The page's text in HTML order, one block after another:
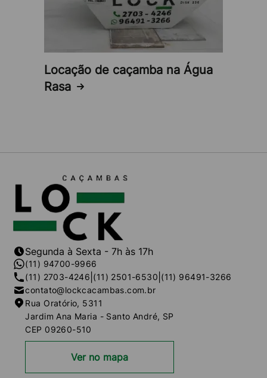
soluções completas para atender às suas
necessidades de remoção de resíduos.
Para maiores informações sobre como funciona o
aluguel de caçamba na Vila Bela da Lock Caçambas,
entre em contato conosco através dos nossos
canais de atendimento.
Locação de caçamba na Água
Rasa
Segunda à Sexta - 7h às 17h
(11) 94700-9966
(11) 2703-4246 (11) 2501-6530 (11) 96491-3266
contato@lockcacambas.com.br
Rua Oratório, 5311
Jardim Ana Maria - Santo André, SP
CEP 09260-510
Ver no mapa